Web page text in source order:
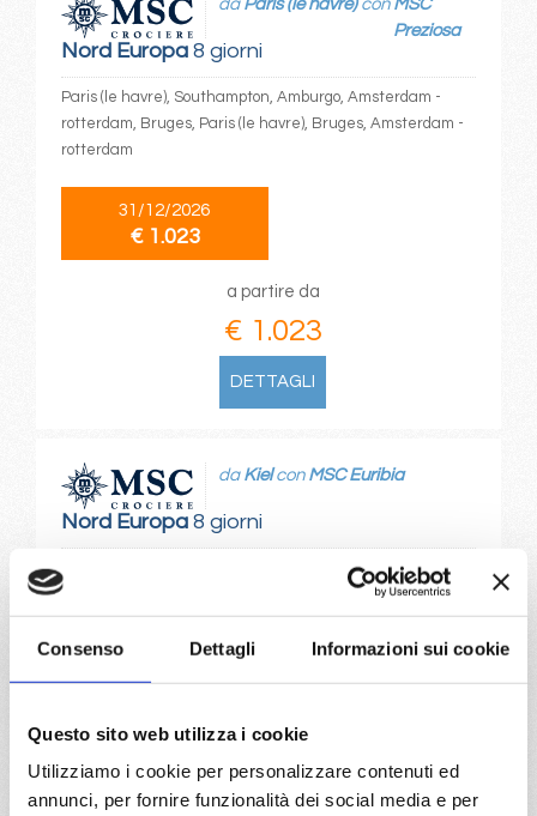
Consenso Dettagli Informazioni sui cookie
Questo sito web utilizza i cookie
Utilizziamo i cookie per personalizzare contenuti ed
annunci, per fornire funzionalità dei social media e per
Nord Europa8 giorni
da Paris (le havre)con MSC
Preziosa
Paris (le havre), Southampton, Amburgo, Amsterdam -
rotterdam, Bruges, Paris (le havre), Bruges, Amsterdam -
rotterdam
31/12/2026
€ 1.023
a partire da
€ 1.023
DETTAGLI
Nord Europa8 giorni
da Kielcon MSC Euribia
Kiel canal, Copenhagen, Hellesylt, Geiranger, Alesund,
Flam, Kiel canal
03/06/2028
€ 1.023
17/06/2028
€ 1.023
24/06/2028
a partire da